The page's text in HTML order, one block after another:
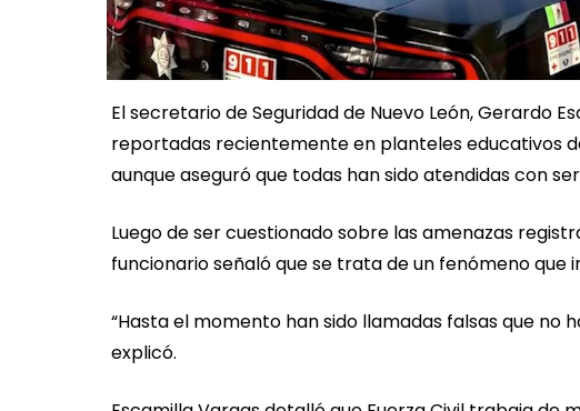
El secretario de Seguridad de Nuevo León, Gerardo
reportadas recientemente en planteles educativos
aunque aseguró que todas han sido atendidas con
Luego de ser cuestionado sobre las amenazas
funcionario señaló que se trata de un fenómeno que
“Hasta el momento han sido llamadas falsas que no
explicó.